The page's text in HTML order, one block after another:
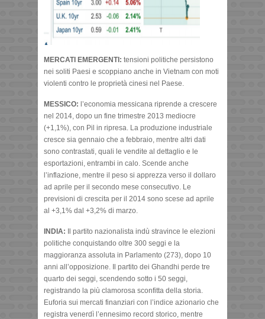
MERCATI EMERGENTI: tensioni politiche persistono
nei soliti Paesi e scoppiano anche in Vietnam con moti
violenti contro le proprietà cinesi nel Paese.
MESSICO: l’economia messicana riprende a crescere
nel 2014, dopo un fine trimestre 2013 mediocre
(+1,1%), con Pil in ripresa. La produzione industriale
cresce sia gennaio che a febbraio, mentre altri dati
sono contrastati, quali le vendite al dettaglio e le
esportazioni, entrambi in calo. Scende anche
l’inflazione, mentre il peso si apprezza verso il dollaro
ad aprile per il secondo mese consecutivo. Le
previsioni di crescita per il 2014 sono scese ad aprile
al +3,1% dal +3,2% di marzo.
INDIA: Il partito nazionalista indù stravince le elezioni
politiche conquistando oltre 300 seggi e la
maggioranza assoluta in Parlamento (273), dopo 10
anni all’opposizione. Il partito dei Ghandhi perde tre
quarto dei seggi, scendendo sotto i 50 seggi,
registrando la più clamorosa sconfitta della storia.
Euforia sui mercati finanziari con l’indice azionario che
registra venerdì l’ennesimo record storico, mentre